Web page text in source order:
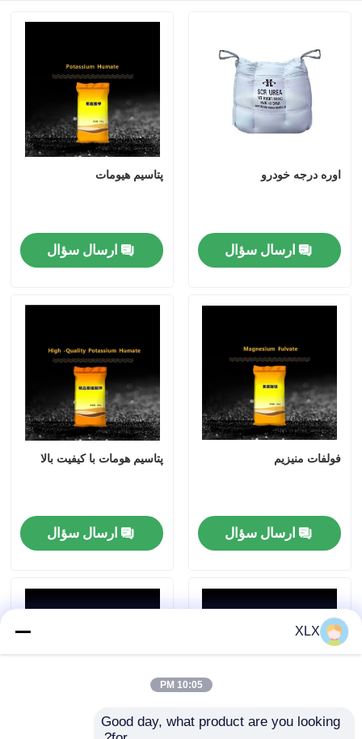
الکل فورفوریل
DMF
اوره درجه خودرو
ارسال سؤال
پتاسیم هیومات
ارسال سؤال
فولفات منیزیم
ارسال سؤال
پتاسيم هومات با کيفيت بالا
ارسال سؤال
XLX
10:05 PM
Good day, what product are you looking